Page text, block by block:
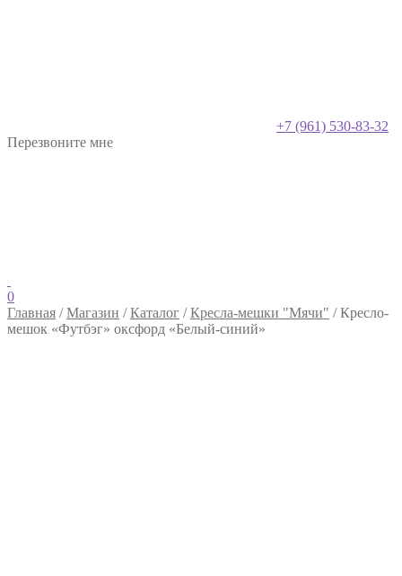
+7 (961) 530-83-32
Перезвоните мне
0
Главная /Магазин /Каталог /Кресла-мешки "Мячи" /Кресло-
мешок «Футбэг» оксфорд «Белый-синий»